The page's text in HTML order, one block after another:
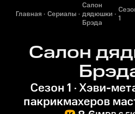
Главная Сериалы
Салон
дядюшки
Брэда
1
Салон
Сезон 1 · Хэви-
пакрикмахеров